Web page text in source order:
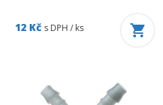
12 Kč s DPH / ks